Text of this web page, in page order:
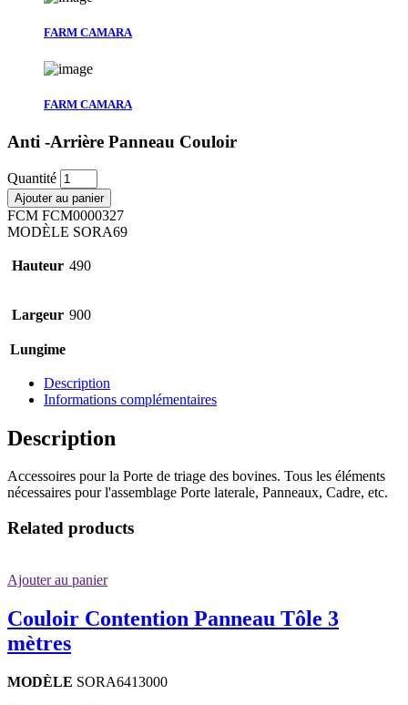
FARM CAMARA
FARM CAMARA
Anti -Arrière Panneau Couloir
Quantité
Ajouter au panier
FCM FCM0000327
MODÈLE SORA69
Hauteur 490
Largeur 900
Lungime
Description
Informations complémentaires
Description
Accessoires pour la Porte de triage des bovines. Tous les éléments
nécessaires pour l'assemblage Porte laterale, Panneaux, Cadre, etc.
Related products
Ajouter au panier
Couloir Contention Panneau Tôle 3
mètres
MODÈLE SORA6413000